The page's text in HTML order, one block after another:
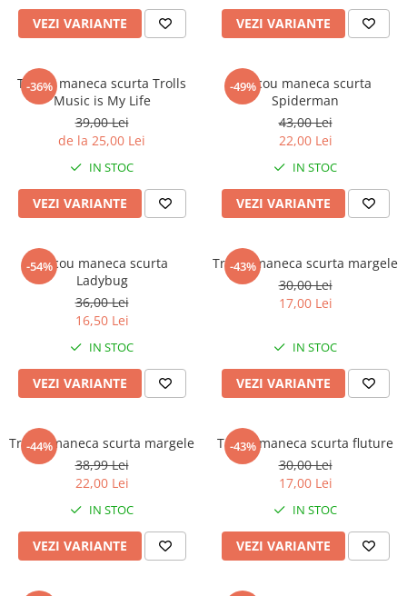
VEZI VARIANTE VEZI VARIANTE
-36%
Tricou maneca scurta Trolls
Music is My Life
39,00 Lei
de la 25,00 Lei
IN STOC
VEZI VARIANTE
-49%
Tricou maneca scurta
Spiderman
43,00 Lei
22,00 Lei
IN STOC
VEZI VARIANTE
-54%
Tricou maneca scurta
Ladybug
36,00 Lei
16,50 Lei
IN STOC
VEZI VARIANTE
-43%
Tricou maneca scurta margele
30,00 Lei
17,00 Lei
IN STOC
VEZI VARIANTE
-44%
Tricou maneca scurta margele
38,99 Lei
22,00 Lei
IN STOC
VEZI VARIANTE
-43%
Tricou maneca scurta fluture
30,00 Lei
17,00 Lei
IN STOC
VEZI VARIANTE